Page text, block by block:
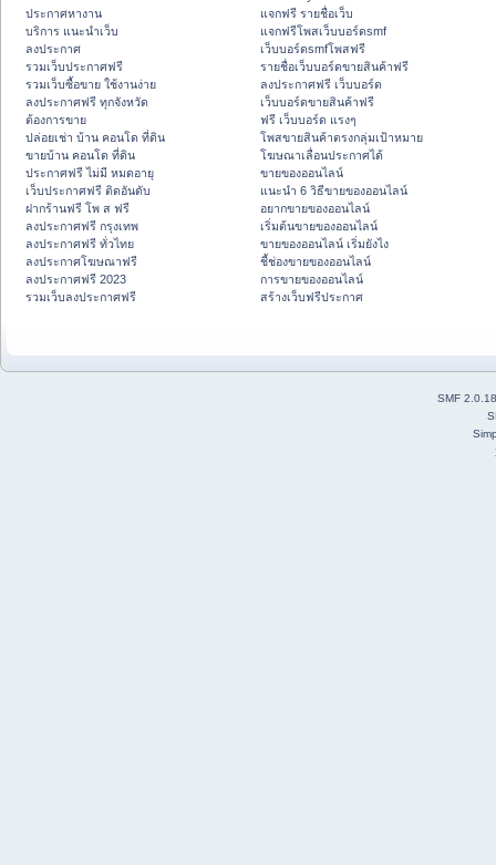
ประกาศหางาน
บริการ แนะนำเว็บ
ลงประกาศ
รวมเว็บประกาศฟรี
รวมเว็บซื้อขาย ใช้งานง่าย
ลงประกาศฟรี ทุกจังหวัด
ต้องการขาย
ปล่อยเช่า บ้าน คอนโด ที่ดิน
ขายบ้าน คอนโด ที่ดิน
ประกาศฟรี ไม่มี หมดอายุ
เว็บประกาศฟรี ติดอันดับ
ฝากร้านฟรี โพ ส ฟรี
ลงประกาศฟรี กรุงเทพ
ลงประกาศฟรี ทั่วไทย
ลงประกาศโฆษณาฟรี
ลงประกาศฟรี 2023
รวมเว็บลงประกาศฟรี
แจกฟรี รายชื่อเว็บ
แจกฟรีโพสเว็บบอร์ดsmf
เว็บบอร์ดsmfโพสฟรี
รายชื่อเว็บบอร์ดขายสินค้าฟรี
ลงประกาศฟรี เว็บบอร์ด
เว็บบอร์ดขายสินค้าฟรี
ฟรี เว็บบอร์ด แรงๆ
โพสขายสินค้าตรงกลุ่มเป้าหมาย
โฆษณาเลื่อนประกาศได้
ขายของออนไลน์
แนะนำ 6 วิธีขายของออนไลน์
อยากขายของออนไลน์
เริ่มต้นขายของออนไลน์
ขายของออนไลน์ เริ่มยังไง
ชี้ช่องขายของออนไลน์
การขายของออนไลน์
สร้างเว็บฟรีประกาศ
SMF 2.0.18